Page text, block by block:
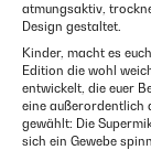
atmungsaktiv,
Design gestaltet.
Kinder, macht es
Edition die wohl
entwickelt, die euer
eine außerordentlich
gewählt: Die
sich ein Gewebe